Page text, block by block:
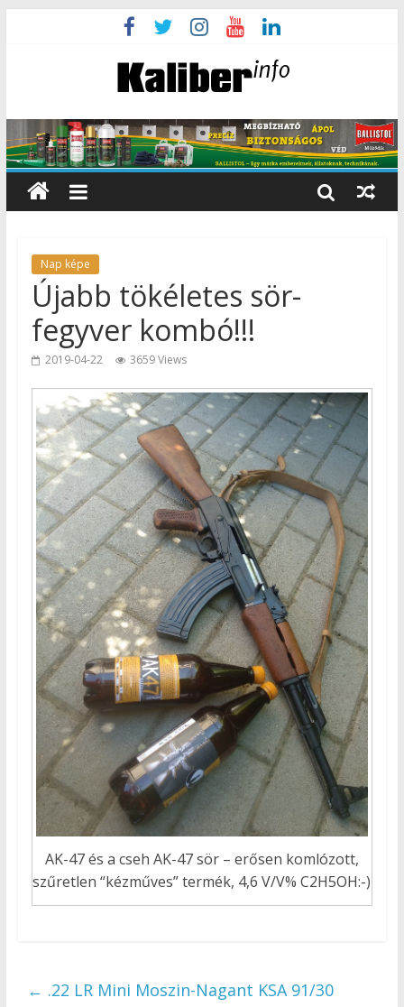
Nap képe
Újabb tökéletes sör-
fegyver kombó!!!
2019-04-22 3659 Views
AK-47 és a cseh AK-47 sör – erősen komlózott,
szűretlen “kézműves” termék, 4,6 V/V% C2H5OH:-)
← .22 LR Mini Moszin-Nagant KSA 91/30